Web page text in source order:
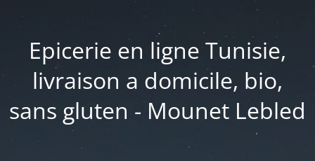
Epicerie en ligne Tunisie,
livraison a domicile, bio,
sans gluten - Mounet Lebled